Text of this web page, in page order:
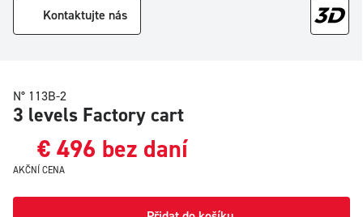
Kontaktujte nás
N° 113B-2
3 levels Factory cart
€ 496 bez daní
AKČNÍ CENA